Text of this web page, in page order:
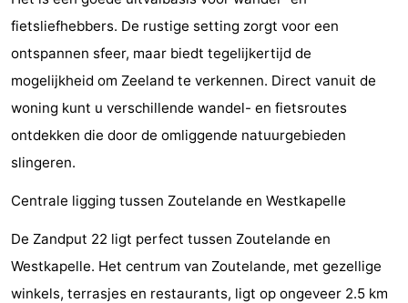
Schouwen-
Duiveland
Renesse
-
Brouwershaven
Bruinisse
-
Zierikzee
-
Nature
-
fietsliefhebbers. De rustige setting zorgt voor een
ontspannen sfeer, maar biedt tegelijkertijd de
mogelijkheid om Zeeland te verkennen. Direct vanuit de
woning kunt u verschillende wandel- en fietsroutes
ontdekken die door de omliggende natuurgebieden
slingeren.
Centrale ligging tussen Zoutelande en Westkapelle
De Zandput 22 ligt perfect tussen Zoutelande en
Westkapelle. Het centrum van Zoutelande, met gezellige
winkels, terrasjes en restaurants, ligt op ongeveer 2.5 km